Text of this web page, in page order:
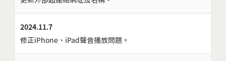
2024.11.7
修正iPhone、iPad聲音播放問題。